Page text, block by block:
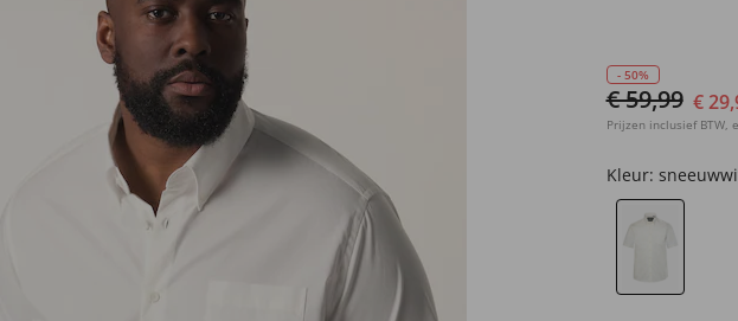
- 50%
€ 59,99 €
Prijzen inclusief BTW,
Kleur: